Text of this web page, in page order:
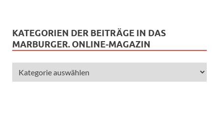
KATEGORIEN DER BEITRÄGE IN DAS
MARBURGER. ONLINE-MAGAZIN